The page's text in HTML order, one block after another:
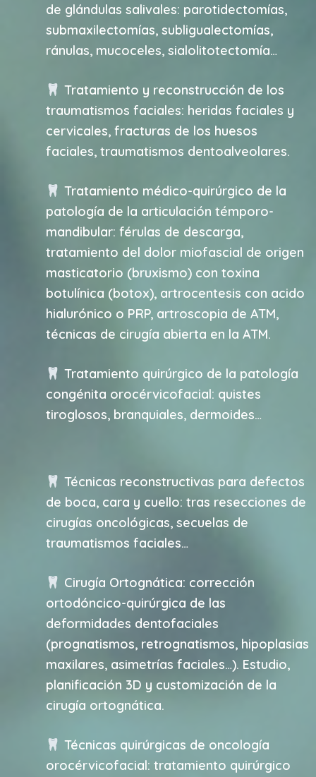
de glándulas salivales: parotidectomías,
submaxilectomías, subligualectomías,
ránulas, mucoceles, sialolitotectomía…
Tratamiento y reconstrucción de los
traumatismos faciales: heridas faciales y
cervicales, fracturas de los huesos
faciales, traumatismos dentoalveolares.
Tratamiento médico-quirúrgico de la
patología de la articulación témporo-
mandibular: férulas de descarga,
tratamiento del dolor miofascial de origen
masticatorio (bruxismo) con toxina
botulínica (botox), artrocentesis con acido
hialurónico o PRP, artroscopia de ATM,
técnicas de cirugía abierta en la ATM.
Tratamiento quirúrgico de la patología
congénita orocérvicofacial: quistes
tiroglosos, branquiales, dermoides…
Técnicas reconstructivas para defectos
de boca, cara y cuello: tras resecciones de
cirugías oncológicas, secuelas de
traumatismos faciales…
Cirugía Ortognática: corrección
ortodóncico-quirúrgica de las
deformidades dentofaciales
(prognatismos, retrognatismos, hipoplasias
maxilares, asimetrías faciales…). Estudio,
planificación 3D y customización de la
cirugía ortognática.
Técnicas quirúrgicas de oncología
orocérvicofacial: tratamiento quirúrgico